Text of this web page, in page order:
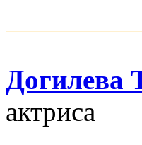
Догилева
актриса